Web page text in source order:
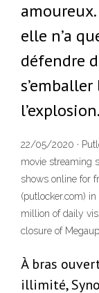
elle n’a
défendre
l’explosion.
22/05/2020 ·
movie streaming
shows online for
(putlocker.com)
million of daily
closure of
À bras
illimité,